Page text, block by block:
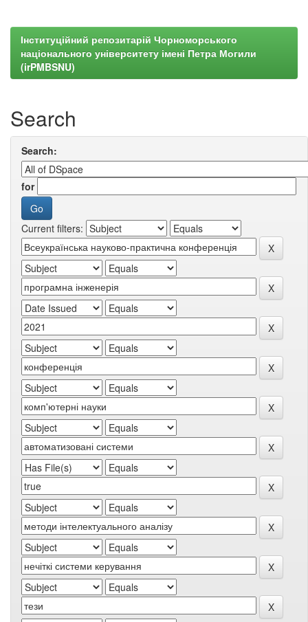
Інституційний репозитарій Чорноморського
національного університету імені Петра Могили
(irPMBSNU)
Search
Search:
for
Current filters: